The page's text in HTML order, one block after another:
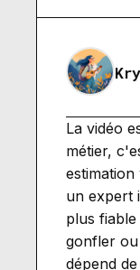
La vidéo
métier,
un expert
plus
gonfler
dépend